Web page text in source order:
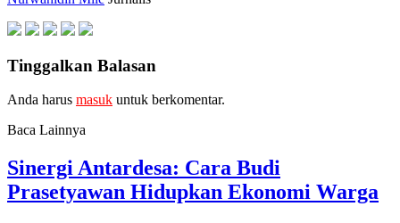
Tinggalkan Balasan
Anda harus masuk untuk berkomentar.
Baca Lainnya
Sinergi Antardesa: Cara Budi
Prasetyawan Hidupkan Ekonomi Warga